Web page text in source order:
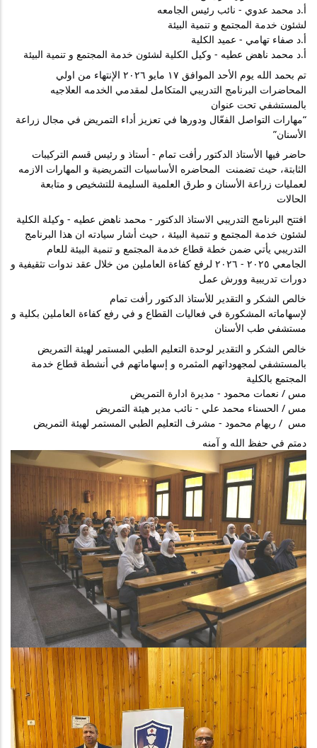
أ.د محمد عدوي - نائب رئيس الجامعه
لشئون خدمة المجتمع و تنمية البيئة
أ.د صفاء تهامي - عميد الكلية
أ.د محمد ناهض عطيه - وكيل الكلية لشئون خدمة المجتمع و تنمية البيئة
بالمستشفي تحت عنوان
الأسنان”
الحالات
دورات تدريبية وورش عمل
خالص الشكر و التقدير للأستاذ الدكتور رأفت تمام
مستشفي طب الأسنان
المجتمع بالكلية
مس / نعمات محمود - مديرة ادارة التمريض
مس / الحسناء محمد علي - نائب مدير هيئة التمريض
مس  / ريهام محمود - مشرف التعليم الطبي المستمر لهيئة التمريض
دمتم في حفظ الله و آمنه